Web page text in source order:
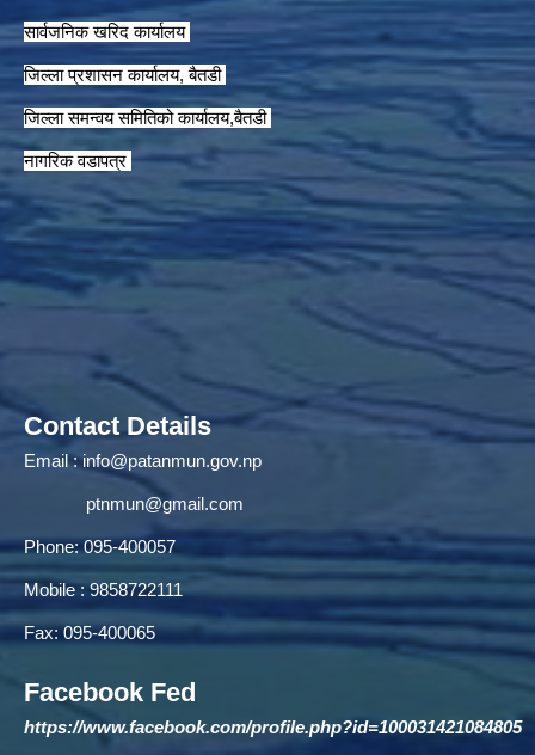
सार्वजनिक खरिद कार्यालय
जिल्ला प्रशासन कार्यालय, बैतडी
जिल्ला समन्वय समितिको कार्यालय,बैतडी
नागरिक वडापत्र
Contact Details
Email :info@patanmun.gov.np
ptnmun@gmail.com
Phone: 095-400057
Mobile : 9858722111
Fax: 095-400065
Facebook Fed
https://www.facebook.com/profile.php?id=100031421084805